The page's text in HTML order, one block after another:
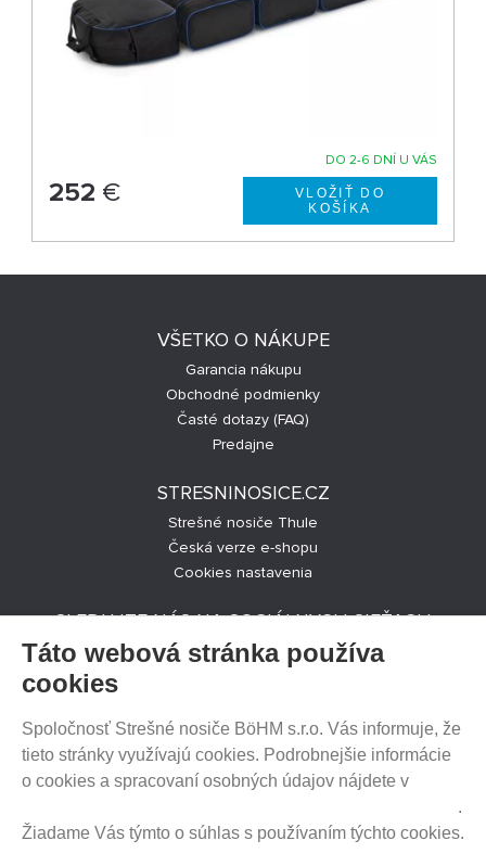
DO 2-6 DNÍ U VÁS
252 €
VŠETKO O NÁKUPE
Garancia nákupu
Obchodné podmienky
Časté dotazy (FAQ)
Predajne
STRESNINOSICE.CZ
Strešné nosiče Thule
Česká verze e-shopu
Cookies nastavenia
SLEDUJTE NÁS NA SOCIÁLNYCH SIEŤACH
PREDAJ NA SPLÁTKY
HEUREKA.SK
Táto webová stránka používa
cookies
Spoločnosť Strešné nosiče BöHM s.r.o. Vás informuje, že
tieto stránky využívajú cookies. Podrobnejšie informácie
o cookies a spracovaní osobných údajov nájdete v
.
Žiadame Vás týmto o súhlas s používaním týchto cookies.